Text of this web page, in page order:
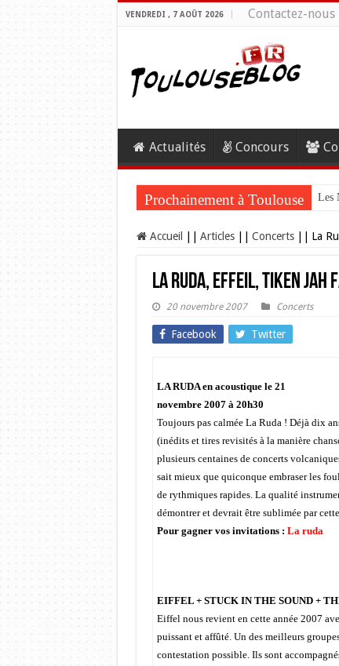
VENDREDI , 7 AOÛT 2026 Contactez-nous
Actualités Concours
Prochainement à Toulouse Les
Accueil Articles Concerts La
La Ruda, Effeil, Tiken Jah
20 novembre 2007 Concerts
Facebook Twitter
LA RUDA en acoustique le 21
novembre 2007 à 20h30
Toujours pas calmée La Ruda ! Déjà dix
(inédits et tires revisités à la manière
plusieurs centaines de concerts
sait mieux que quiconque embraser les
de rythmiques rapides. La qualité
démontrer et devrait être sublimée par
Pour gagner vos invitations :La ruda
EIFFEL + STUCK IN THE SOUND +
Eiffel nous revient en cette année 2007
puissant et affûté. Un des meilleurs
contestation possible. Ils sont